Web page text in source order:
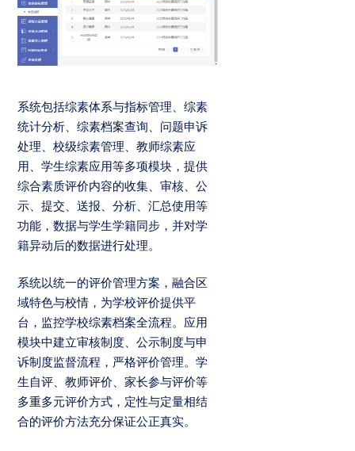
系统包括综素体系与指标管理、综素
统计分析、综素档案查询、问题申诉
处理、校级综素管理、教师综素应
用、学生综素应用等多项模块，提供
综合素质评价内容的收集、审核、公
示、提交、送报、分析、汇总使用等
功能，数据与学生学籍同步，并对学
籍异动后的数据进行处理。
系统以统一的评价管理方案，融合区
域特色与校情，为学校评价提供平
台，监控学校综素档案全流程。应用
模块中建立审核制度、公示制度与申
诉制度监督流程，严格评价管理。学
生自评、教师评价、家长参与评价等
多重多元评价方式，定性与定量相结
合的评价方法充分保证公正真实。